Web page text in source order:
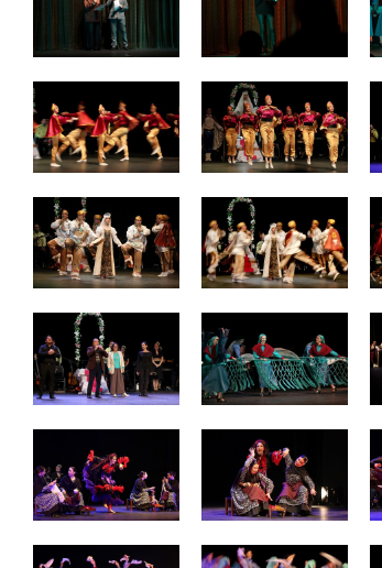
Zoom Zoom
Zoom Zoom
Zoom Zoom
Zoom Zoom